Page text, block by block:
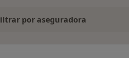
por aseguradora